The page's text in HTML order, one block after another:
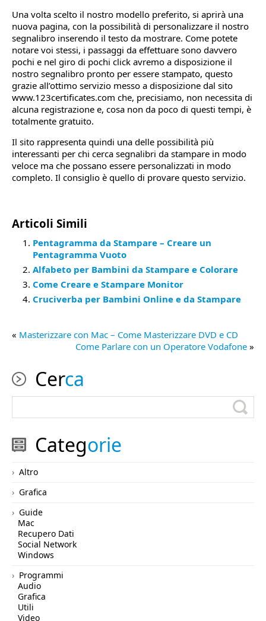
Una volta scelto il nostro modello preferito, si aprirà una
nuova pagina, con la possibilità di personalizzare il nostro
segnalibro inserendo il testo da mostrare. Come potete
notare voi stessi, i passaggi da effettuare sono davvero
pochi e nel giro di pochi click avremo a disposizione il
nostro segnalibro pronto per essere stampato, questo
grazie all’ottimo servizio messo a disposizione dal sito
www.123certificates.com che, precisiamo, non necessita di
alcuna registrazione e, cosa non da poco di questi tempi, è
totalmente gratuito.
Il sito rappresenta quindi una delle possibilità più
interessanti per chi cerca segnalibri da stampare in modo
veloce ma che possano essere personalizzati in modo
completo. Il consiglio è quello di provare questo servizio.
Articoli Simili
Pentagramma da Stampare – Creare un
Pentagramma Vuoto
Alfabeto per Bambini da Stampare e Colorare
Come Creare e Stampare Monitor
Cruciverba per Bambini Online e da Stampare
« Masterizzare con Mac – Come Masterizzare DVD e CD
Come Parlare con un Operatore Vodafone »
Cerca
Categorie
Altro
Grafica
Guide
Mac
Recupero Dati
Social Network
Windows
Programmi
Audio
Grafica
Utili
Video